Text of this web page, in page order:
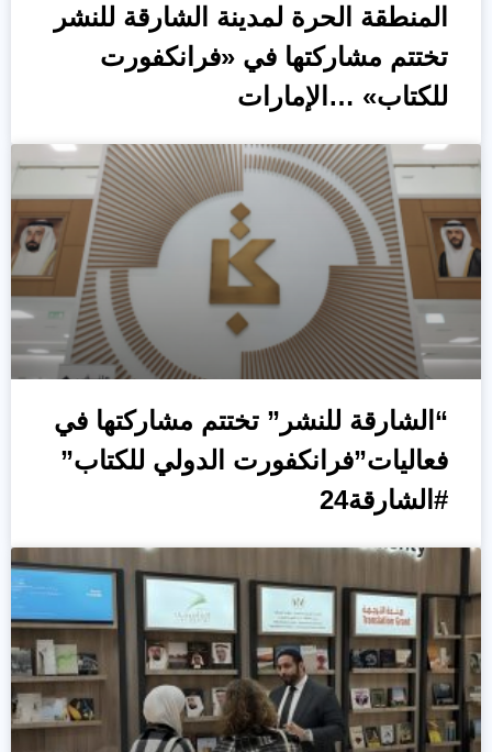
المنطقة الحرة لمدينة الشارقة للنشر
تختتم مشاركتها في «فرانكفورت
للكتاب» …الإمارات
“الشارقة للنشر” تختتم مشاركتها في
فعاليات”فرانكفورت الدولي للكتاب”
#الشارقة24